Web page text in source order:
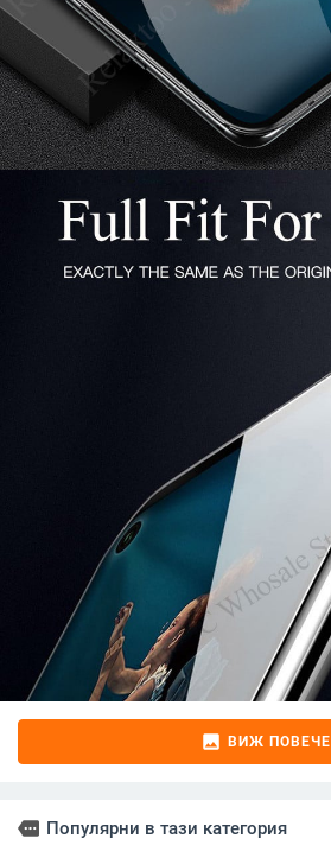
image ВИЖ ПОВЕЧЕ
more Популярни в тази категория